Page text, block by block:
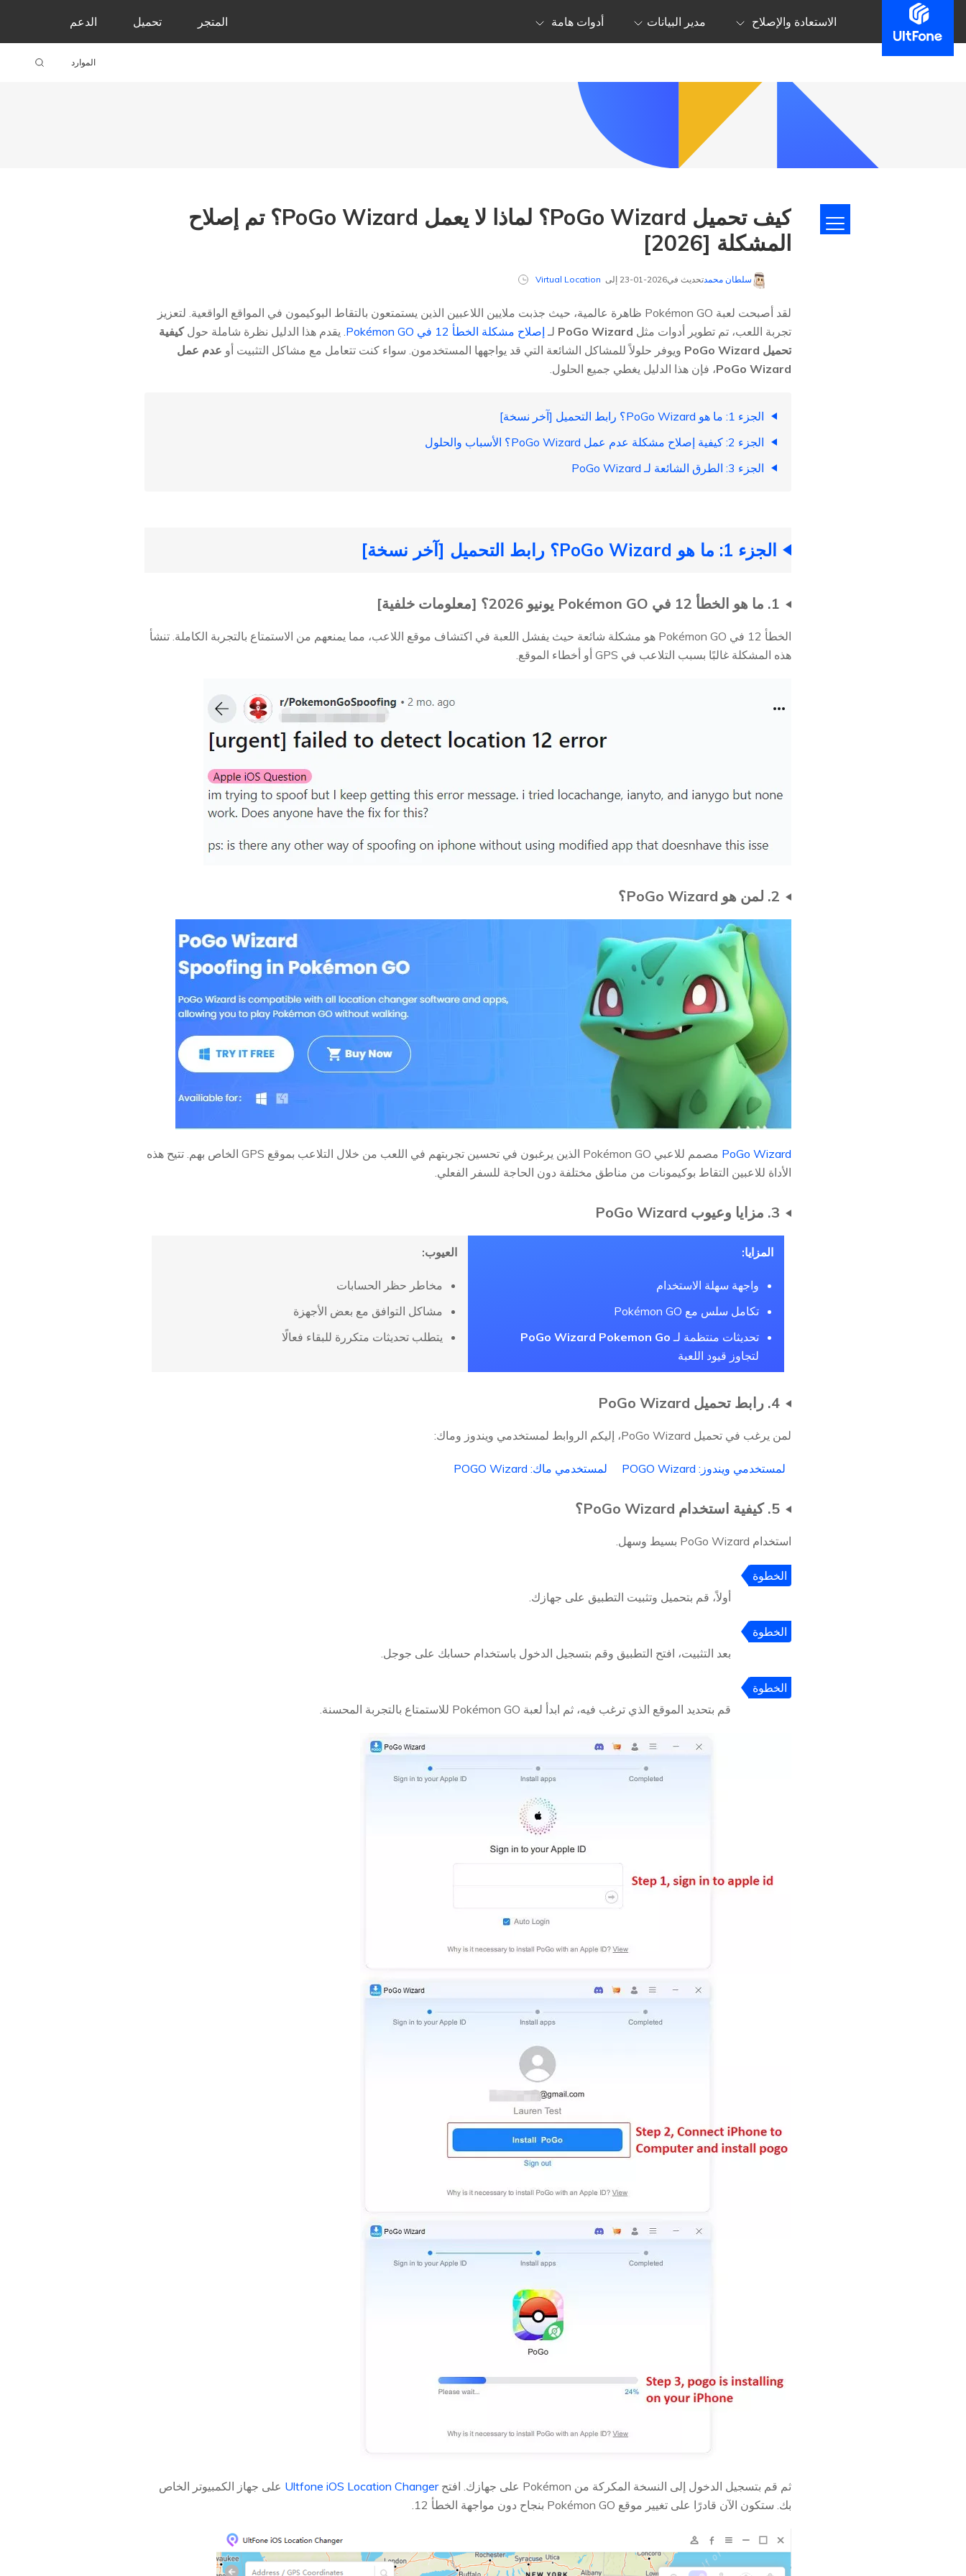
الاستعادة والإصلاح مدير البيانات أدوات هامة المتجر تحميل الدعم
الموارد
كيف تحميل PoGo Wizard؟ لماذا لا يعمل PoGo Wizard؟ تم إصلاح
المشكلة [2026]
سلطان محمدتحديث في2026-01-23 إلى Virtual Location
لقد أصبحت لعبة Pokémon GO ظاهرة عالمية، حيث جذبت ملايين اللاعبين الذين يستمتعون بالتقاط البوكيمون في المواقع الواقعية. لتعزيز
تجربة اللعب، تم تطوير أدوات مثل PoGo Wizard لـ إصلاح مشكلة الخطأ 12 في Pokémon GO . يقدم هذا الدليل نظرة شاملة حولكيفية
تحميل PoGo Wizard
ويوفر حلولاً للمشاكل الشائعة التي قد يواجهها المستخدمون. سواء كنت تتعامل مع مشاكل التثبيت أو عدم عمل
PoGo Wizard، فإن هذا الدليل يغطي جميع الحلول.
الجزء 1: ما هو PoGo Wizard؟ رابط التحميل [آخر نسخة]
الجزء 2: كيفية إصلاح مشكلة عدم عمل PoGo Wizard؟ الأسباب والحلول
الجزء 3: الطرق الشائعة لـ PoGo Wizard
الجزء 1: ما هو PoGo Wizard؟ رابط التحميل [آخر نسخة]
1. ما هو الخطأ 12 في Pokémon GO يونيو 2026؟ [معلومات خلفية]
الخطأ 12 في Pokémon GO هو مشكلة شائعة حيث يفشل اللعبة في اكتشاف موقع اللاعب، مما يمنعهم من الاستمتاع بالتجربة الكاملة. تنشأ
هذه المشكلة غالبًا بسبب التلاعب في GPS أو أخطاء الموقع.
2. لمن هو PoGo Wizard؟
PoGo Wizard
مصمم للاعبي Pokémon GO الذين يرغبون في تحسين تجربتهم في اللعب من خلال التلاعب بموقع GPS الخاص بهم. تتيح هذه
الأداة للاعبين التقاط بوكيمونات من مناطق مختلفة دون الحاجة للسفر الفعلي.
3. مزايا وعيوب PoGo Wizard
المزايا:
واجهة سهلة الاستخدام
تكامل سلس مع Pokémon GO
تحديثات منتظمة لـ PoGo Wizard Pokemon Go
لتجاوز قيود اللعبة
العيوب:
مخاطر حظر الحسابات
مشاكل التوافق مع بعض الأجهزة
يتطلب تحديثات متكررة للبقاء فعالًا
4. رابط تحميل PoGo Wizard
لمن يرغب في تحميل PoGo Wizard، إليكم الروابط لمستخدمي ويندوز وماك:
لمستخدمي ويندوز: POGO Wizard لمستخدمي ماك: POGO Wizard
5. كيفية استخدام PoGo Wizard؟
استخدام PoGo Wizard بسيط وسهل.
الخطوة
أولاً، قم بتحميل وتثبيت التطبيق على جهازك.
الخطوة
بعد التثبيت، افتح التطبيق وقم بتسجيل الدخول باستخدام حسابك على جوجل.
الخطوة
قم بتحديد الموقع الذي ترغب فيه، ثم ابدأ لعبة Pokémon GO للاستمتاع بالتجربة المحسنة.
ثم قم بتسجيل الدخول إلى النسخة المكركة من Pokémon على جهازك. افتح Ultfone iOS Location Changer على جهاز الكمبيوتر الخاص
بك. ستكون الآن قادرًا على تغيير موقع Pokémon GO بنجاح دون مواجهة الخطأ 12.